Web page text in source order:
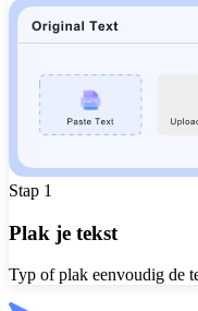
Stap 1
Plak je tekst
Typ of plak eenvoudig de